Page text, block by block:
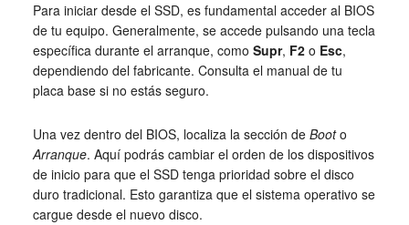
Para iniciar desde el SSD, es fundamental acceder al BIOS
de tu equipo. Generalmente, se accede pulsando una tecla
específica durante el arranque, como Supr, F2o Esc,
dependiendo del fabricante. Consulta el manual de tu
placa base si no estás seguro.
Una vez dentro del BIOS, localiza la sección de Booto
Arranque. Aquí podrás cambiar el orden de los dispositivos
de inicio para que el SSD tenga prioridad sobre el disco
duro tradicional. Esto garantiza que el sistema operativo se
cargue desde el nuevo disco.